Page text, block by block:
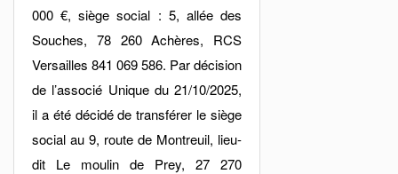
000 €, siège social : 5, allée des
Souches, 78 260 Achères, RCS
Versailles 841 069 586. Par décision
de l’associé Unique du 21/10/2025,
il a été décidé de transférer le siège
social au 9, route de Montreuil, lieu-
dit Le moulin de Prey, 27 270